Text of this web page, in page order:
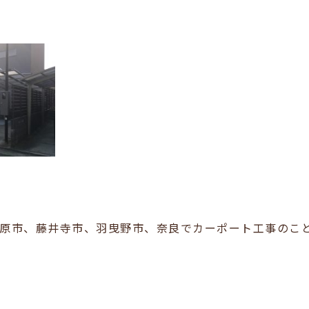
市、藤井寺市、羽曳野市、奈良でカーポート工事のこ